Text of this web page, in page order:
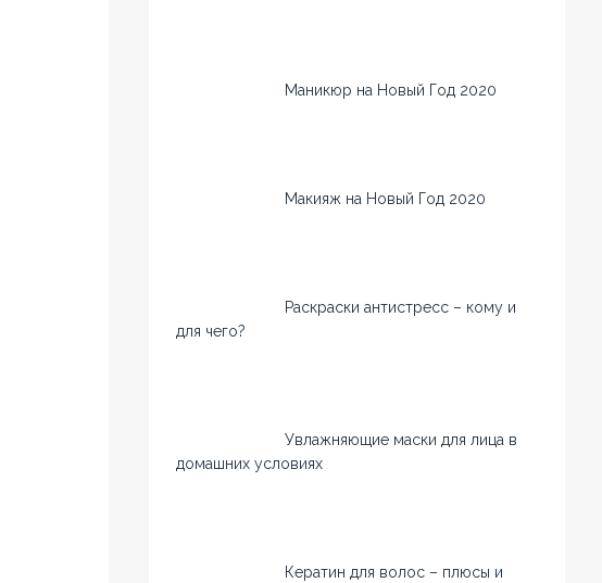
Маникюр на Новый Год 2020
Макияж на Новый Год 2020
Раскраски антистресс – кому и
для чего?
Увлажняющие маски для лица в
домашних условиях
Кератин для волос – плюсы и